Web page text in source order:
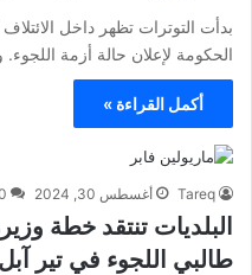
بدأت التوترات تظهر داخل
الحكومة لإعلان حالة أزمة
أكمل القراءة »
Tareq أغسطس 30, 2024
البلديات تنتقد خطة
طالبي اللجوء في تير آبل